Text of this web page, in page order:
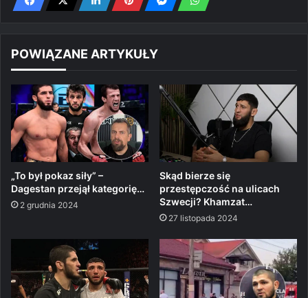
POWIĄZANE ARTYKUŁY
„To był pokaz siły” –
Dagestan przejął kategorię…
2 grudnia 2024
Skąd bierze się
przestępczość na ulicach
Szwecji? Khamzat…
27 listopada 2024